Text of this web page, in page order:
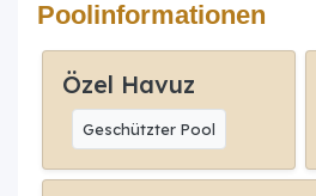
Poolinformationen
Özel Havuz
Geschützter Pool